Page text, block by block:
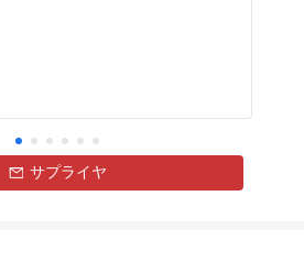
サプライヤ